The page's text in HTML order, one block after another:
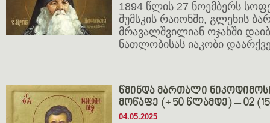
1894 წლის 27 ნოემბერს
შუმსკის რაიონში, გლეხის
მრავალშვილიან ოჯახში
ნათლობისას იაკობი
წმინდა მართალი
მოწაფე (+ 50 წლამდე) – 02
04.05.2025